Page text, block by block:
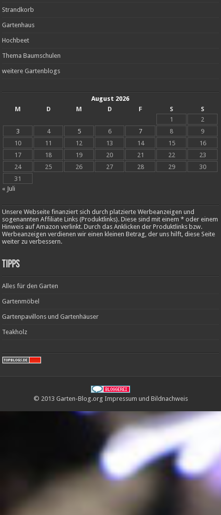
Strandkorb
Gartenhaus
Hochbeet
Thema Baumschulen
weitere Gartenblogs
August 2026
M
D M D F S
S
1
2
3
4 5 6 7 8
9
10
11 12 13 14 15
16
17
18 19 20 21 22
23
24
25 26 27 28 29
30
31
« Juli
Unsere Webseite finanziert sich durch platzierte Werbeanzeigen und
sogenannten Affiliate Links (Produktlinks). Diese sind mit einem * oder einem
Hinweis auf Amazon verlinkt. Durch das Anklicken der Produktlinks bzw.
Werbeanzeigen verdienen wir einen kleinen Betrag, der uns hilft, diese Seite
weiter zu verbessern.
Tipps
Alles für den Garten
Gartenmöbel
Gartenpavillons und Gartenhäuser
Teakholz
© 2013 Garten-Blog.org Impressum und Bildnachweis